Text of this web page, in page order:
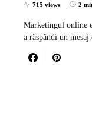
715 views 2
Marketingul online
a răspândi un mesaj